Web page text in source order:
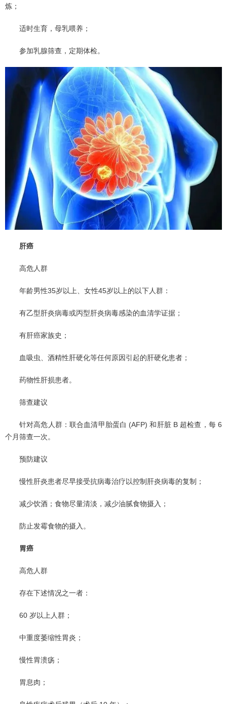
炼；
适时生育，母乳喂养；
参加乳腺筛查，定期体检。
肝癌
高危人群
年龄男性35岁以上、女性45岁以上的以下人群：
有乙型肝炎病毒或丙型肝炎病毒感染的血清学证据；
有肝癌家族史；
血吸虫、酒精性肝硬化等任何原因引起的肝硬化患者；
药物性肝损患者。
筛查建议
针对高危人群：联合血清甲胎蛋白 (AFP) 和肝脏 B 超检查，每 6
个月筛查一次。
预防建议
慢性肝炎患者尽早接受抗病毒治疗以控制肝炎病毒的复制；
减少饮酒；食物尽量清淡，减少油腻食物摄入；
防止发霉食物的摄入。
胃癌
高危人群
存在下述情况之一者：
60 岁以上人群；
中重度萎缩性胃炎；
慢性胃溃疡；
胃息肉；